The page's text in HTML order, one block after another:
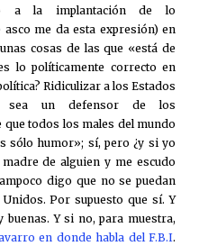
a la implantación de lo
me da esta expresión) en
cosas de las que «está de
lo políticamente correcto en
Ridiculizar a los Estados
un defensor de los
todos los males del mundo
sólo humor»; sí, pero ¿y si yo
de alguien y me escudo
digo que no se puedan
Por supuesto que sí. Y
buenas. Y si no, para muestra,
en donde habla del F.B.I.